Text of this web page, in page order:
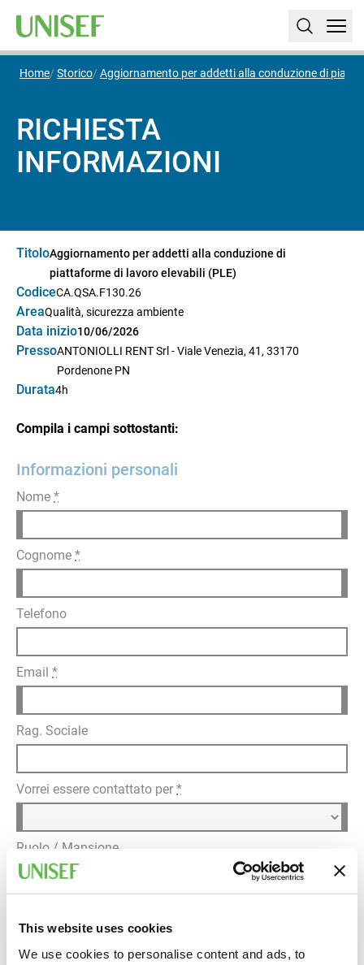
This website uses cookies
We use cookies to personalise content and ads, to
Home Storico Aggiornamento per addetti alla conduzione di
RICHIESTA
INFORMAZIONI
TitoloAggiornamento per addetti alla conduzione di
piattaforme di lavoro elevabili (PLE)
CodiceCA.QSA.F130.26
AreaQualità, sicurezza ambiente
Data inizio10/06/2026
PressoANTONIOLLI RENT Srl - Viale Venezia, 41, 33170
Pordenone PN
Durata4h
Compila i campi sottostanti:
Informazioni personali
Nome *
Cognome *
Telefono
Email *
Rag. Sociale
Vorrei essere contattato per *
Ruolo / Mansione
Dettagli della richiesta*